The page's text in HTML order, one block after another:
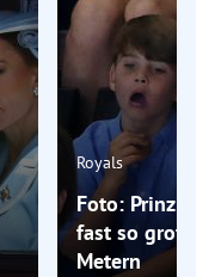
Royals
Foto: Prinz
fast so groß
Metern